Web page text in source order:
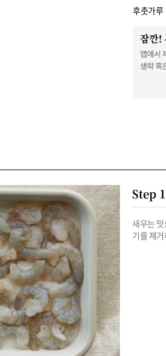
후춧가루
Step 1
새우는
기를 제거